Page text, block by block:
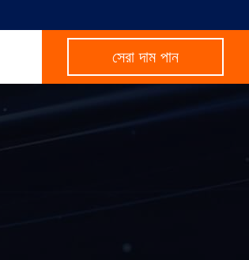
সেরা দাম পান